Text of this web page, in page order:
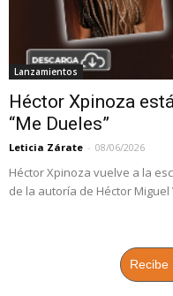
Lanzamientos
Héctor Xpinoza
“Me Dueles”
Leticia Zárate - 08/06/2026
Héctor Xpinoza vuelve a la
de la autoría de Héctor
Recibe